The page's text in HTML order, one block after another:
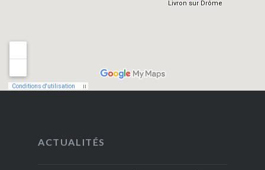
ACTUALITÉS